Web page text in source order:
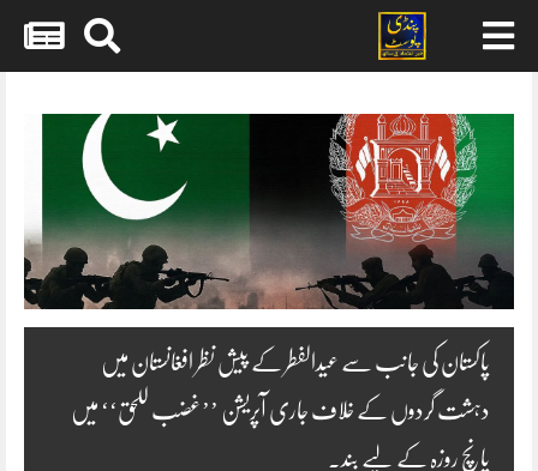
content
پاکستان کی جانب سے عیدالفطر کے پیش نظر افغانستان میں
دہشت گردوں کے خلاف جاری آپریشن ’’غضب للحق‘‘ میں
پانچ روزہ کے لیے بند۔